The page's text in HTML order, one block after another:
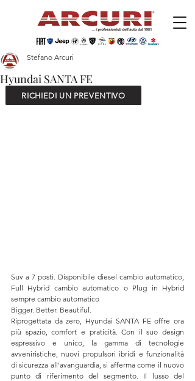
Hyundai SANTA FE
Stefano Arcuri
Suv a 7 posti. Disponibile diesel cambio automatico,
Full Hybrid cambio automatico o Plug in Hybrid
sempre cambio automatico
Bigger. Better. Beautiful.
Riprogettata da zero, Hyundai SANTA FE offre ora
più spazio, comfort e praticità. Con il suo design
espressivo e unico, la gamma di tecnologie
avveniristiche, nuovi propulsori ibridi e funzionalità
di sicurezza all'avanguardia, si afferma come il nuovo
punto di riferimento del segmento. Il lusso del
RICHIEDI UN PREVENTIVO